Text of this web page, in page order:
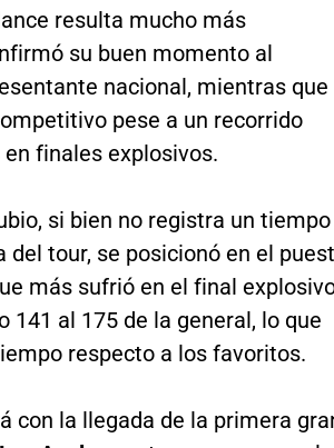
resulta mucho más
su buen momento al
nacional, mientras que
pese a un recorrido
finales explosivos.
si bien no registra un tiempo
del tour, se posicionó en el
más sufrió en el final
141 al 175 de la general, lo que
respecto a los favoritos.
con la llegada de la primera